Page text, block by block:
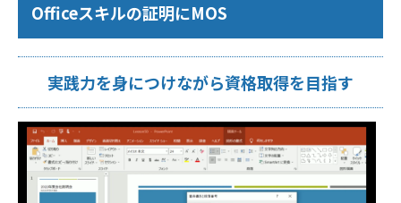
Officeスキルの証明にMOS
実践力を身につけながら資格取得を目指す